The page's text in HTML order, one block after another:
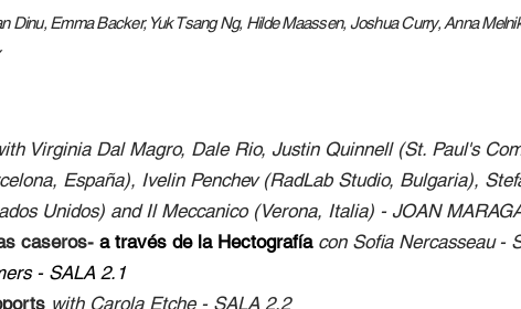
Dinu, Emma Backer, Yuk Tsang Ng, Hilde Maassen, Joshua Curry,Anna
Virginia Dal Magro, Dale Rio, Justin Quinnell (St. Paul's
España), Ivelin Penchev (RadLab Studio, Bulgaria),
Unidos) and Il Meccanico (Verona, Italia) - JOAN
caseros- a través de la Hectografía con Sofia Nercasseau -
- SALA 2.1
with Carola Etche - SALA 2.2